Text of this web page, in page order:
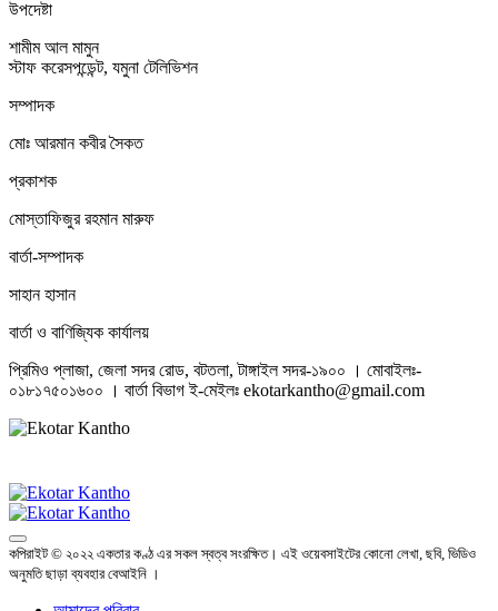
উপদেষ্টা
শামীম আল মামুন
স্টাফ করেসপন্ডেন্ট, যমুনা টেলিভিশন
সম্পাদক
মোঃ আরমান কবীর সৈকত
প্রকাশক
মোস্তাফিজুর রহমান মারুফ
বার্তা-সম্পাদক
সাহান হাসান
বার্তা ও বাণিজ্যিক কার্যালয়
প্রিমিও প্লাজা, জেলা সদর রোড, বটতলা, টাঙ্গাইল সদর-১৯০০ । মোবাইলঃ-
০১৮১৭৫০১৬০০ । বার্তা বিভাগ ই-মেইলঃ ekotarkantho@gmail.com
কপিরাইট © ২০২২ একতার কণ্ঠ এর সকল স্বত্ব সংরক্ষিত। এই ওয়েবসাইটের কোনো লেখা, ছবি, ভিডিও
অনুমতি ছাড়া ব্যবহার বেআইনি ।